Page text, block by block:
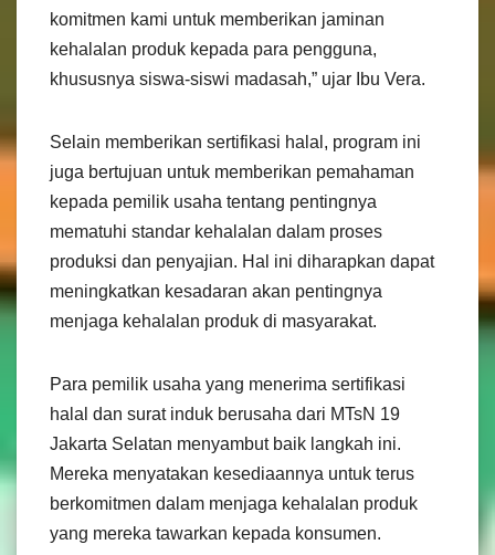
komitmen kami untuk memberikan jaminan
kehalalan produk kepada para pengguna,
khususnya siswa-siswi madasah,” ujar Ibu Vera.
Selain memberikan sertifikasi halal, program ini
juga bertujuan untuk memberikan pemahaman
kepada pemilik usaha tentang pentingnya
mematuhi standar kehalalan dalam proses
produksi dan penyajian. Hal ini diharapkan dapat
meningkatkan kesadaran akan pentingnya
menjaga kehalalan produk di masyarakat.
Para pemilik usaha yang menerima sertifikasi
halal dan surat induk berusaha dari MTsN 19
Jakarta Selatan menyambut baik langkah ini.
Mereka menyatakan kesediaannya untuk terus
berkomitmen dalam menjaga kehalalan produk
yang mereka tawarkan kepada konsumen.